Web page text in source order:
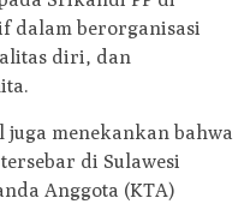
dalam berorganisasi
diri, dan
juga menekankan bahwa
di Sulawesi
Anggota (KTA)